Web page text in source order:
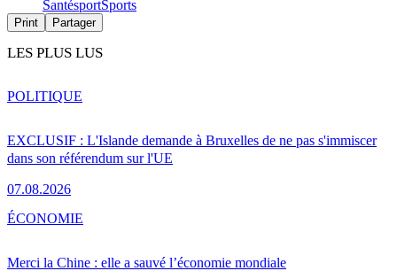
SantésportSports
Print Partager
LES PLUS LUS
EXCLUSIF : L'Islande demande à Bruxelles de ne pas s'immiscer
dans son référendum sur l'UE
07.08.2026
POLITIQUE
Merci la Chine : elle a sauvé l’économie mondiale
ÉCONOMIE